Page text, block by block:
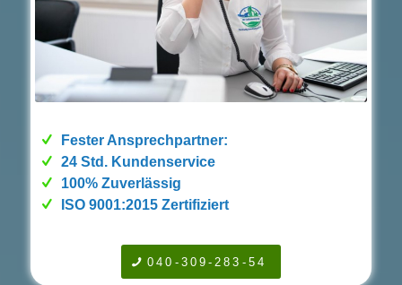
Fester Ansprechpartner:
24 Std. Kundenservice
100% Zuverlässig
ISO 9001:2015 Zertifiziert
040-309-283-54